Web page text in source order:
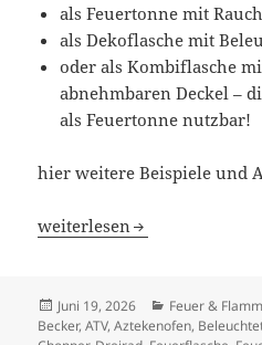
als Feuertonne mit
als Dekoflasche mit
oder als Kombiflasche
abnehmbaren Deckel –
als Feuertonne nutzbar!
hier weitere Beispiele und
Kombitonne/ Dekoflaschen
weiterlesen
Veröffentlicht
am
Juni 19, 2026 Kategorien
Feuer &
Becker,ATV,Aztekenofen,